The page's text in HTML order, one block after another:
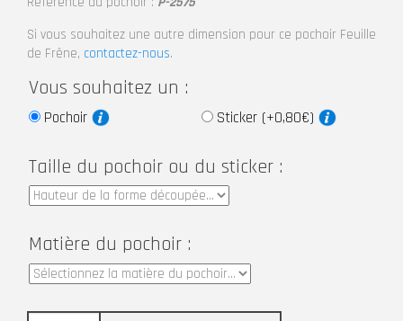
Si vous souhaitez une autre dimension pour ce pochoir Feuille
de Frêne, contactez-nous.
Vous souhaitez un :
Pochoir Sticker (+0,80€)
Taille du pochoir ou du sticker :
Matière du pochoir :